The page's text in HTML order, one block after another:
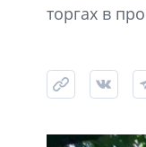
торгах в